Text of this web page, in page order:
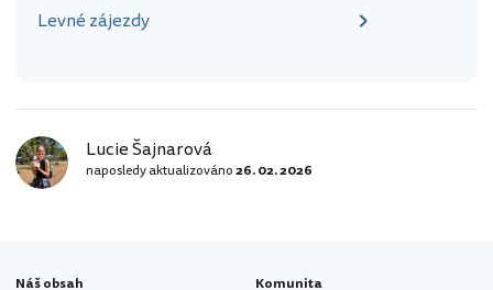
Levné zájezdy
Lucie Šajnarová
naposledy aktualizováno26. 02. 2026
Náš obsah Komunita